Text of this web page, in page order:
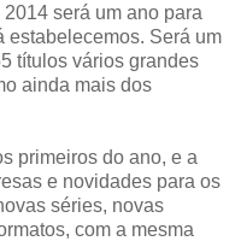
será um ano para
estabelecemos. Será um
títulos vários grandes
ainda mais dos
primeiros do ano, e a
e novidades para os
séries, novas
com a mesma